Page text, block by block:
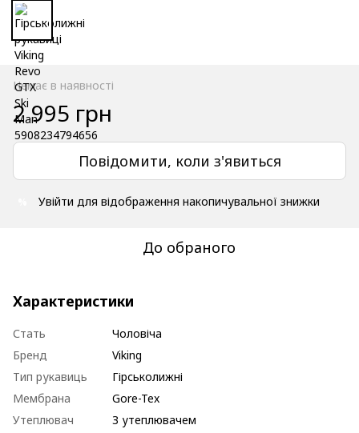
Немає в наявності
2 995 грн
Повідомити, коли з'явиться
Увійти для відображення накопичувальної знижки
До обраного
Характеристики
Стать
Чоловіча
Бренд
Viking
Тип рукавиць
Гірськолижні
Мембрана
Gore-Tex
Утеплювач
З утеплювачем